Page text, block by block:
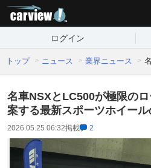
ログイン
トップ ニュース 業界ニュース
名車NSXとLC500が極限の
案する最新スポーツホイー
2026.05.25 06:32掲載 2